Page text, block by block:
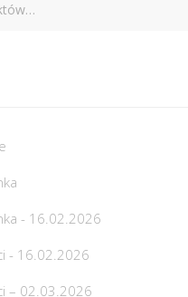
- 16.02.2026
- 16.02.2026
– 02.03.2026